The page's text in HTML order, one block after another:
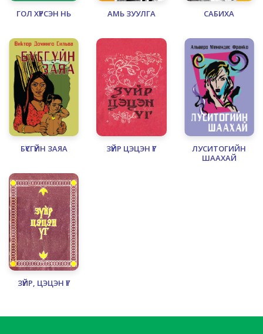
ГОЛ ХҮРСЭН НЬ АМЬ ЗУУЛГА САБИХА
БҮСГҮЙН ЗАЯА ЗҮЙР ЦЭЦЭН ҮГ
ЛУСИТОГИЙН
ШААХАЙ
ЗҮЙР, ЦЭЦЭН ҮГ